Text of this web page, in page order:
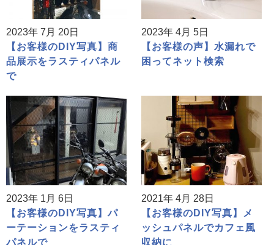
2023年 7月 20日
【お客様のDIY写真】商
品展示をラスティパネル
で
2023年 4月 5日
【お客様の声】水漏れで
困ってネット検索
2023年 1月 6日
【お客様のDIY写真】パ
ーテーションをラスティ
パネルで
2021年 4月 28日
【お客様のDIY写真】メ
ッシュパネルでカフェ風
収納に